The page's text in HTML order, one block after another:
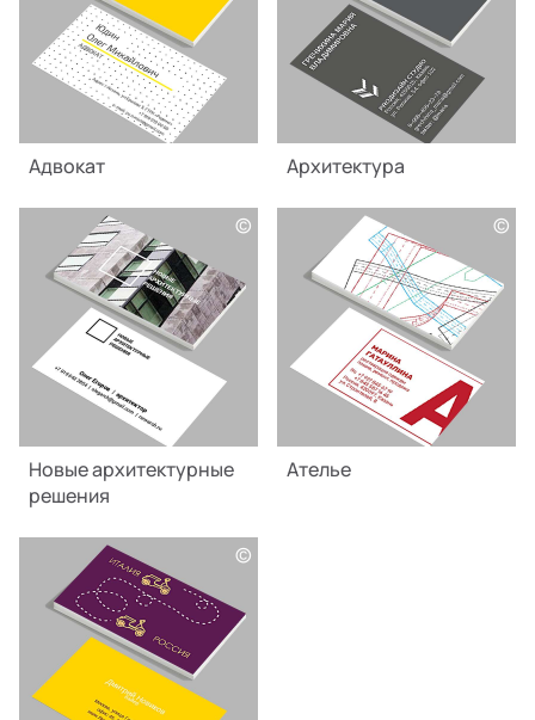
Адвокат Архитектура
©
Новые архитектурные
решения
©
Ателье
©